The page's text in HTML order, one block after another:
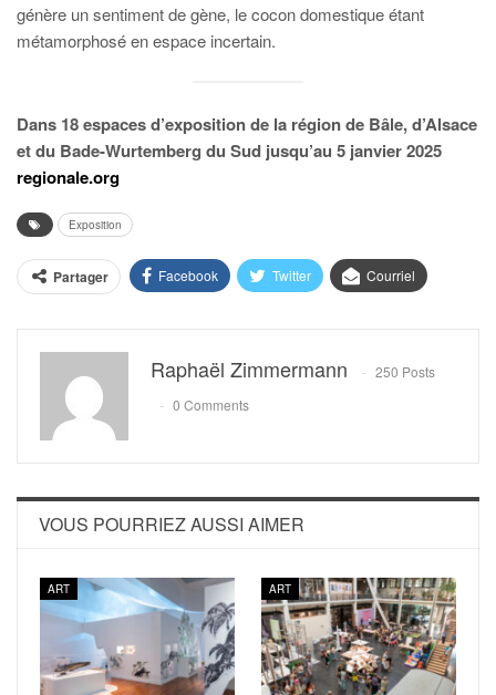
génère un sentiment de gène, le cocon domestique étant
métamorphosé en espace incertain.
Dans 18 espaces d’exposition de la région de Bâle, d’Alsace
et du Bade-Wurtemberg du Sud jusqu’au 5 janvier 2025
regionale.org
Exposition
Partager Facebook Twitter Courriel
Raphaël Zimmermann
250 Posts
0 Comments
VOUS POURRIEZ AUSSI AIMER
ART ART